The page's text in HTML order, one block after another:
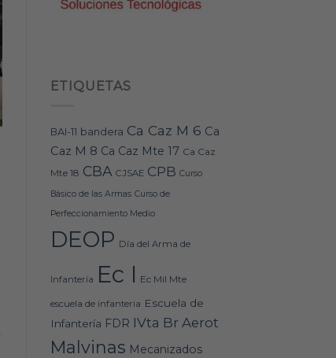
ETIQUETAS
BAI-11 bandera Ca Caz M 6 Ca
Caz M 8 Ca Caz Mte 17 Ca Caz
Mte 18 CBA CJSAE CPB Curso
Básico de las Armas Curso de
Perfeccionamiento Medio
DEOP Día del Arma de
Infantería Ec I Ec Mil Mte
escuela de infanteria Escuela de
Infantería FDR IVta Br Aerot
Malvinas Mecanizados